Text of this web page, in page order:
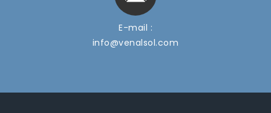
E-mail :
info@venalsol.com